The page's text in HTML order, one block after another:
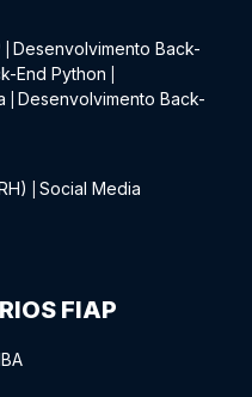
Desenvolvimento Back-
End Python
Desenvolvimento Back-
Social Media
FIAP